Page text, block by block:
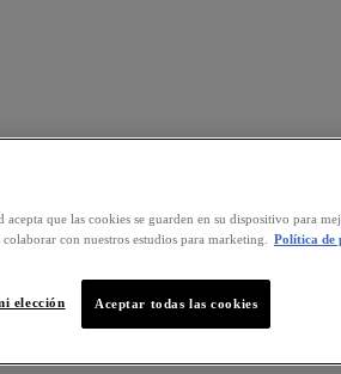
que las cookies se guarden en su dispositivo para
con nuestros estudios para marketing.
Política de
Aceptar todas las cookies
elección